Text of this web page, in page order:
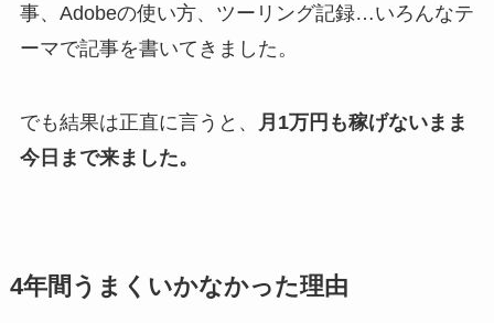
事、Adobeの使い方、ツーリング記録…いろんなテ
ーマで記事を書いてきました。
でも結果は正直に言うと、
月1万円も稼げないまま
今日まで来ました。
4年間うまくいかなかった理由